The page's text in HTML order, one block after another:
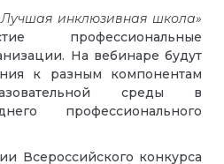
инклюзивная школа»
профессиональные
На вебинаре будут
к разным компонентам
среды в
профессионального
Всероссийского конкурса